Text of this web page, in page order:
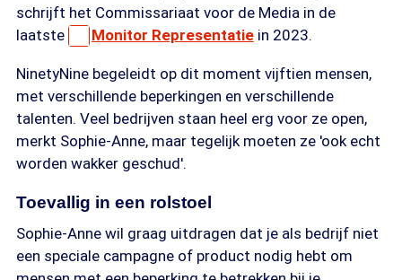
schrijft het Commissariaat voor de Media in de
laatste
Monitor Representatie in 2023.
NinetyNine begeleidt op dit moment vijftien mensen,
met verschillende beperkingen en verschillende
talenten. Veel bedrijven staan heel erg voor ze open,
merkt Sophie-Anne, maar tegelijk moeten ze 'ook echt
worden wakker geschud'.
Toevallig in een rolstoel
Sophie-Anne wil graag uitdragen dat je als bedrijf niet
een speciale campagne of product nodig hebt om